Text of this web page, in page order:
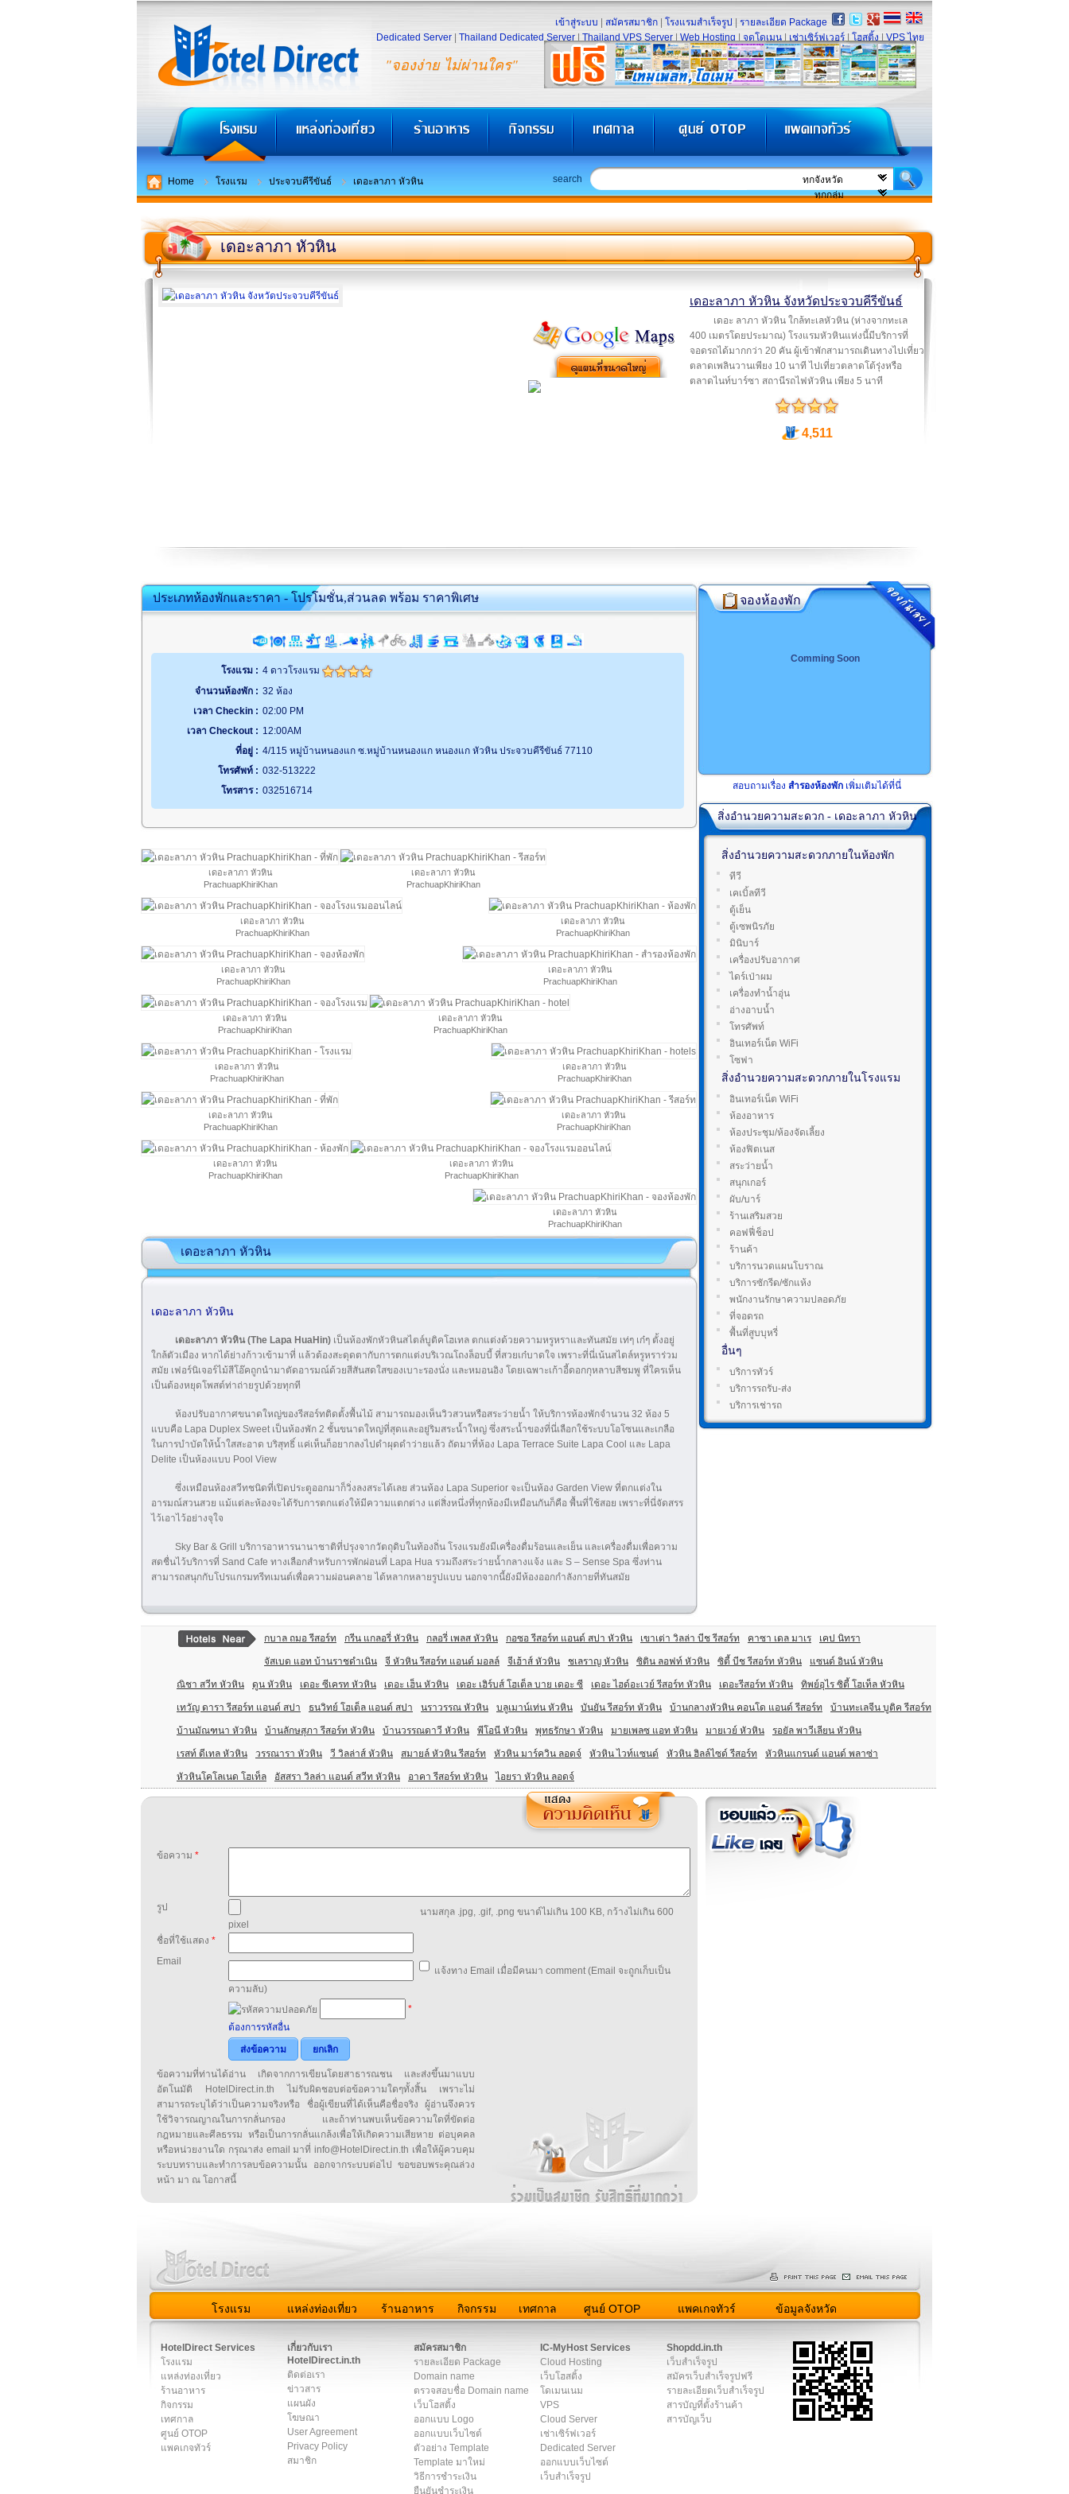
"จองง่าย ไม่ผ่านใคร"
เข้าสู่ระบบ สมัครสมาชิก โรงแรมสำเร็จรูป
รายละเอียด Package
Dedicated Server
Thailand Dedicated Server Thailand VPS Server Web Hosting จดโดเมน เช่าเซิร์ฟเวอร์ โฮสติ้ง VPS ไทย
Home โรงแรม ประจวบคีรีขันธ์ เดอะลาภา หัวหิน search
เดอะลาภา หัวหิน
เดอะลาภา หัวหิน จังหวัดประจวบคีรีขันธ์
เดอะ ลาภา หัวหิน ใกล้ทะเลหัวหิน (ห่างจากทะเล
400 เมตรโดยประมาณ) โรงแรมหัวหินแห่งนี้มีบริการที่
จอดรถได้มากกว่า 20 คัน ผู้เข้าพักสามารถเดินทางไปเที่ยว
ตลาดเพลินวานเพียง 10 นาที ไปเที่ยวตลาดโต้รุ่งหรือ
ตลาดไนท์บาร์ซา สถานีรถไฟหัวหิน เพียง 5 นาที
4,511
ประเภทห้องพักและราคา - โปรโมชั่น,ส่วนลด พร้อม ราคาพิเศษ
โรงแรม : 4 ดาวโรงแรม
จำนวนห้องพัก : 32 ห้อง
เวลา Checkin : 02:00 PM
เวลา Checkout : 12:00AM
ที่อยู่ : 4/115 หมู่บ้านหนองแก ซ.หมู่บ้านหนองแก หนองแก หัวหิน ประจวบคีรีขันธ์ 77110
โทรศัพท์ : 032-513222
โทรสาร : 032516714
เดอะลาภา หัวหิน
PrachuapKhiriKhan
เดอะลาภา หัวหิน
PrachuapKhiriKhan
เดอะลาภา หัวหิน
PrachuapKhiriKhan
เดอะลาภา หัวหิน
PrachuapKhiriKhan
เดอะลาภา หัวหิน
PrachuapKhiriKhan
เดอะลาภา หัวหิน
PrachuapKhiriKhan
เดอะลาภา หัวหิน
PrachuapKhiriKhan
เดอะลาภา หัวหิน
PrachuapKhiriKhan
เดอะลาภา หัวหิน
PrachuapKhiriKhan
เดอะลาภา หัวหิน
PrachuapKhiriKhan
เดอะลาภา หัวหิน
PrachuapKhiriKhan
เดอะลาภา หัวหิน
PrachuapKhiriKhan
เดอะลาภา หัวหิน
PrachuapKhiriKhan
เดอะลาภา หัวหิน
PrachuapKhiriKhan
เดอะลาภา หัวหิน
PrachuapKhiriKhan
เดอะลาภา หัวหิน
เดอะลาภา หัวหิน
เดอะลาภา หัวหิน (The Lapa HuaHin) เป็นห้องพักหัวหินสไตล์บูติคโฮเทล ตกแต่งด้วยความหรูหราและทันสมัย เท่ๆ เก๋ๆ ตั้งอยู่
ใกล้ตัวเมือง หากได้ย่างก้าวเข้ามาที่ แล้วต้องสะดุดตากับการตกแต่งบริเวณโถงล็อบบี้ ที่สวยเก๋บาดใจ เพราะที่นี่เน้นสไตล์หรูหราร่วม
สมัย เฟอร์นิเจอร์ไม้สีโอ๊คถูกนำมาตัดอารมณ์ด้วยสีสันสดใสของเบาะรองนั่ง และหมอนอิง โดยเฉพาะเก้าอี้ดอกกุหลาบสีชมพู ที่ใครเห็น
เป็นต้องหยุดโพสต์ท่าถ่ายรูปด้วยทุกที
ห้องปรับอากาศขนาดใหญ่ของรีสอร์ทติดตั้งพื้นไม้ สามารถมองเห็นวิวสวนหรือสระว่ายน้ำ ให้บริการห้องพักจำนวน 32 ห้อง 5
แบบคือ Lapa Duplex Sweet เป็นห้องพัก 2 ชั้นขนาดใหญ่ที่สุดและอยู่ริมสระน้ำใหญ่ ซึ่งสระน้ำของที่นี่เลือกใช้ระบบโอโซนและเกลือ
ในการบำบัดให้น้ำใสสะอาด บริสุทธิ์ แค่เห็นก็อยากลงไปดำผุดดำว่ายแล้ว ถัดมาที่ห้อง Lapa Terrace Suite Lapa Cool และ Lapa
Delite เป็นห้องแบบ Pool View
ซึ่งเหมือนห้องสวีทชนิดที่เปิดประตูออกมาก็วิ่งลงสระได้เลย ส่วนห้อง Lapa Superior จะเป็นห้อง Garden View ที่ตกแต่งใน
อารมณ์สวนสวย แม้แต่ละห้องจะได้รับการตกแต่งให้มีความแตกต่าง แต่สิ่งหนึ่งที่ทุกห้องมีเหมือนกันก็คือ พื้นที่ใช้สอย เพราะที่นี่จัดสรร
ไว้เอาไว้อย่างจุใจ
Sky Bar & Grill บริการอาหารนานาชาติที่ปรุงจากวัตถุดิบในท้องถิ่น โรงแรมยังมีเครื่องดื่มร้อนและเย็น และเครื่องดื่มเพื่อความ
สดชื่นไว้บริการที่ Sand Cafe ทางเลือกสำหรับการพักผ่อนที่ Lapa Hua รวมถึงสระว่ายน้ำกลางแจ้ง และ S – Sense Spa ซึ่งท่าน
สามารถสนุกกับโปรแกรมทรีทเมนต์เพื่อความผ่อนคลาย ได้หลากหลายรูปแบบ นอกจากนี้ยังมีห้องออกกำลังกายที่ทันสมัย
จองห้องพัก
Comming Soon
สอบถามเรื่อง สำรองห้องพัก เพิ่มเติมได้ที่นี่
สิ่งอำนวยความสะดวก - เดอะลาภา หัวหิน
สิ่งอำนวยความสะดวกภายในห้องพัก
ทีวี
เคเบิ้ลทีวี
ตู้เย็น
ตู้เซพนิรภัย
มินิบาร์
เครื่องปรับอากาศ
ไดร์เป่าผม
เครื่องทำน้ำอุ่น
อ่างอาบน้ำ
โทรศัพท์
อินเทอร์เน็ต WiFi
โซฟา
สิ่งอำนวยความสะดวกภายในโรงแรม
อินเทอร์เน็ต WiFi
ห้องอาหาร
ห้องประชุม/ห้องจัดเลี้ยง
ห้องฟิตเนส
สระว่ายน้ำ
สนุกเกอร์
ผับ/บาร์
ร้านเสริมสวย
คอฟฟี่ช็อป
ร้านค้า
บริการนวดแผนโบราณ
บริการซักรีด/ซักแห้ง
พนักงานรักษาความปลอดภัย
ที่จอดรถ
พื้นที่สูบบุหรี่
อื่นๆ
บริการทัวร์
บริการรถรับ-ส่ง
บริการเช่ารถ
กบาล ถมอ รีสอร์ท กรีน แกลอรี่ หัวหิน กลอรี่ เพลส หัวหิน กอซอ รีสอร์ท แอนด์ สปา หัวหิน เขาเต่า วิลล่า บีช รีสอร์ท คาซา เดล มาเร เคป นิทรา
จัสเบด แอท บ้านราชดำเนิน จี หัวหิน รีสอร์ท แอนด์ มอลล์ จีเฮ้าส์ หัวหิน ชเลราญ หัวหิน ซิติน ลอฟท์ หัวหิน ซิตี้ บีช รีสอร์ท หัวหิน แซนด์ อินน์ หัวหิน
ณิชา สวีท หัวหิน ดูน หัวหิน เดอะ ซีเครท หัวหิน เดอะ เฮ็น หัวหิน เดอะ เฮิร์บส์ โฮเต็ล บาย เดอะ ซี เดอะ ไฮด์อะเวย์ รีสอร์ท หัวหิน เดอะรีสอร์ท หัวหิน ทิพย์อุไร ซิตี้ โฮเท็ล หัวหิน
เทวัญ ดารา รีสอร์ท แอนด์ สปา ธนวิทย์ โฮเต็ล แอนด์ สปา นราวรรณ หัวหิน บลูเมาน์เท่น หัวหิน บันยัน รีสอร์ท หัวหิน บ้านกลางหัวหิน คอนโด แอนด์ รีสอร์ท บ้านทะเลจีน บูติค รีสอร์ท
บ้านมัณฑนา หัวหิน บ้านลักษสุภา รีสอร์ท หัวหิน บ้านวรรณดาวี หัวหิน พีโอนี หัวหิน พุทธรักษา หัวหิน มายเพลซ แอท หัวหิน มายเวย์ หัวหิน รอยัล พาวีเลียน หัวหิน
เรสท์ ดีเทล หัวหิน วรรณารา หัวหิน วี วิลล่าส์ หัวหิน สมายล์ หัวหิน รีสอร์ท หัวหิน มาร์ควิน ลอดจ์ หัวหิน ไวท์แซนด์ หัวหิน ฮิลล์ไซด์ รีสอร์ท หัวหินแกรนด์ แอนด์ พลาซ่า
หัวหินโคโลเนด โฮเท็ล อัสสรา วิลล่า แอนด์ สวีท หัวหิน อาคา รีสอร์ท หัวหิน ไอยรา หัวหิน ลอดจ์
ข้อความ *
รูป
นามสกุล .jpg, .gif, .png ขนาด์ไม่เกิน 100 KB, กว้างไม่เกิน 600
pixel
ชื่อที่ใช้แสดง *
Email
แจ้งทาง Email เมื่อมีคนมา comment (Email จะถูกเก็บเป็น
ความลับ)
*
ต้องการรหัสอื่น
ส่งข้อความ
ยกเลิก
ข้อความที่ท่านได้อ่าน เกิดจากการเขียนโดยสาธารณชน และส่งขึ้นมาแบบ
อัตโนมัติ HotelDirect.in.th ไม่รับผิดชอบต่อข้อความใดๆทั้งสิ้น เพราะไม่
สามารถระบุได้ว่าเป็นความจริงหรือ ชื่อผู้เขียนที่ได้เห็นคือชื่อจริง ผู้อ่านจึงควร
ใช้วิจารณญาณในการกลั่นกรอง และถ้าท่านพบเห็นข้อความใดที่ขัดต่อ
กฎหมายและศีลธรรม หรือเป็นการกลั่นแกล้งเพื่อให้เกิดความเสียหาย ต่อบุคคล
หรือหน่วยงานใด กรุณาส่ง email มาที่ info@HotelDirect.in.th เพื่อให้ผู้ควบคุม
ระบบทราบและทำการลบข้อความนั้น ออกจากระบบต่อไป ขอขอบพระคุณล่วง
หน้า มา ณ โอกาสนี้
โรงแรม แหล่งท่องเที่ยว ร้านอาหาร กิจกรรม เทศกาล ศูนย์ OTOP แพคเกจทัวร์ ข้อมูลจังหวัด
HotelDirect Services
โรงแรม
แหล่งท่องเที่ยว
ร้านอาหาร
กิจกรรม
เทศกาล
ศูนย์ OTOP
แพคเกจทัวร์
เกี่ยวกับเรา
HotelDirect.in.th
ติดต่อเรา
ข่าวสาร
แผนผัง
โฆษณา
User Agreement
Privacy Policy
สมาชิก
สมัครสมาชิก
รายละเอียด Package
Domain name
ตรวจสอบชื่อ Domain name
เว็บโฮสติ้ง
ออกแบบ Logo
ออกแบบเว็บไซต์
ตัวอย่าง Template
Template มาใหม่
วิธีการชำระเงิน
ยืนยันชำระเงิน
IC-MyHost Services
Cloud Hosting
เว็บโฮสติ้ง
โดเมนเนม
VPS
Cloud Server
เช่าเซิร์ฟเวอร์
Dedicated Server
ออกแบบเว็บไซต์
เว็บสำเร็จรูป
Shopdd.in.th
เว็บสำเร็จรูป
สมัครเว็บสำเร็จรูปฟรี
รายละเอียดเว็บสำเร็จรูป
สารบัญที่ตั้งร้านค้า
สารบัญเว็บ